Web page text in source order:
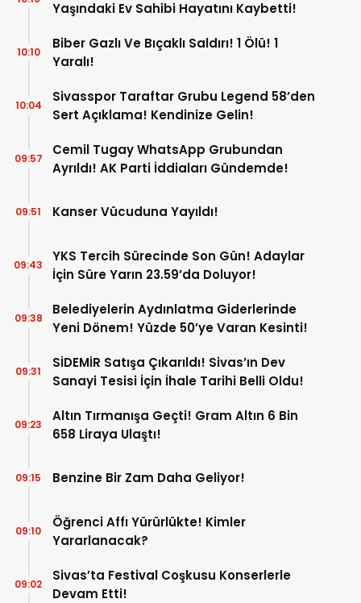
Yaşındaki Ev Sahibi Hayatını Kaybetti!
Biber Gazlı Ve Bıçaklı Saldırı! 1 Ölü! 1
Yaralı!
10:10
Sivasspor Taraftar Grubu Legend 58’den
Sert Açıklama! Kendinize Gelin!
10:04
Cemil Tugay WhatsApp Grubundan
Ayrıldı! AK Parti İddiaları Gündemde!
09:57
Kanser Vücuduna Yayıldı!
09:51
YKS Tercih Sürecinde Son Gün! Adaylar
İçin Süre Yarın 23.59’da Doluyor!
09:43
Belediyelerin Aydınlatma Giderlerinde
Yeni Dönem! Yüzde 50’ye Varan Kesinti!
09:38
SİDEMİR Satışa Çıkarıldı! Sivas’ın Dev
Sanayi Tesisi İçin İhale Tarihi Belli Oldu!
09:31
Altın Tırmanışa Geçti! Gram Altın 6 Bin
658 Liraya Ulaştı!
09:23
Benzine Bir Zam Daha Geliyor!
09:15
Öğrenci Affı Yürürlükte! Kimler
Yararlanacak?
09:10
Sivas’ta Festival Coşkusu Konserlerle
Devam Etti!
09:02